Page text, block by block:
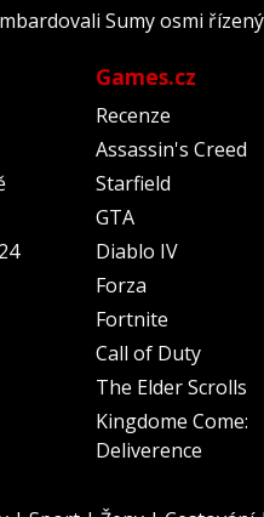
Sumy osmi
Games.cz
Recenze
Assassin's Creed
Starfield
GTA
Diablo IV
Forza
Fortnite
Call of Duty
The Elder Scrolls
Kingdome Come:
Deliverence